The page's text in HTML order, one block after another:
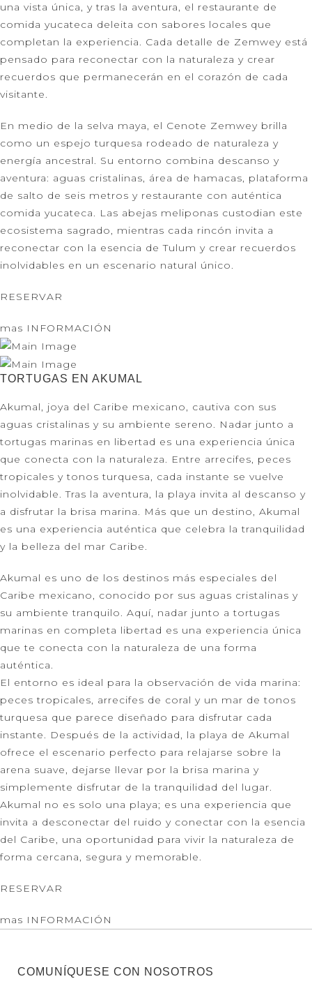
una vista única, y tras la aventura, el restaurante de
comida yucateca deleita con sabores locales que
completan la experiencia. Cada detalle de Zemwey está
pensado para reconectar con la naturaleza y crear
recuerdos que permanecerán en el corazón de cada
visitante.
En medio de la selva maya, el Cenote Zemwey brilla
como un espejo turquesa rodeado de naturaleza y
energía ancestral. Su entorno combina descanso y
aventura: aguas cristalinas, área de hamacas, plataforma
de salto de seis metros y restaurante con auténtica
comida yucateca. Las abejas meliponas custodian este
ecosistema sagrado, mientras cada rincón invita a
reconectar con la esencia de Tulum y crear recuerdos
inolvidables en un escenario natural único.
RESERVAR
mas INFORMACIÓN
TORTUGAS EN AKUMAL
Akumal, joya del Caribe mexicano, cautiva con sus
aguas cristalinas y su ambiente sereno. Nadar junto a
tortugas marinas en libertad es una experiencia única
que conecta con la naturaleza. Entre arrecifes, peces
tropicales y tonos turquesa, cada instante se vuelve
inolvidable. Tras la aventura, la playa invita al descanso y
a disfrutar la brisa marina. Más que un destino, Akumal
es una experiencia auténtica que celebra la tranquilidad
y la belleza del mar Caribe.
Akumal es uno de los destinos más especiales del
Caribe mexicano, conocido por sus aguas cristalinas y
su ambiente tranquilo. Aquí, nadar junto a tortugas
marinas en completa libertad es una experiencia única
que te conecta con la naturaleza de una forma
auténtica.
El entorno es ideal para la observación de vida marina:
peces tropicales, arrecifes de coral y un mar de tonos
turquesa que parece diseñado para disfrutar cada
instante. Después de la actividad, la playa de Akumal
ofrece el escenario perfecto para relajarse sobre la
arena suave, dejarse llevar por la brisa marina y
simplemente disfrutar de la tranquilidad del lugar.
Akumal no es solo una playa; es una experiencia que
invita a desconectar del ruido y conectar con la esencia
del Caribe, una oportunidad para vivir la naturaleza de
forma cercana, segura y memorable.
RESERVAR
mas INFORMACIÓN
COMUNÍQUESE CON NOSOTROS